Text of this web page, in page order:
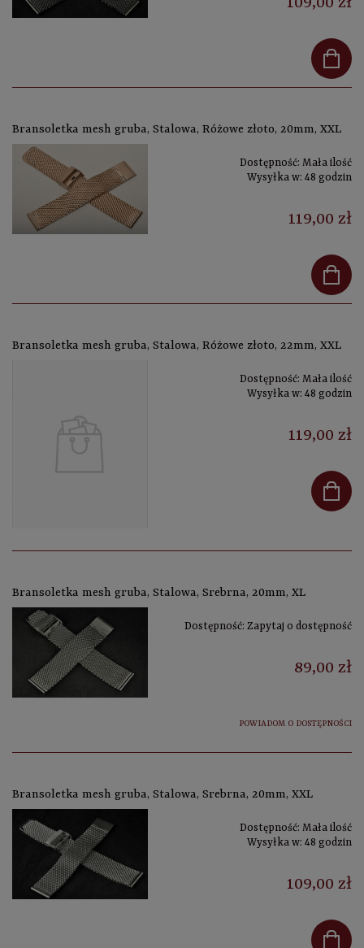
Bransoletka mesh gruba, Stalowa, Różowe złoto, 20mm, XXL
Dostępność: Mała ilość
Wysyłka w: 48 godzin
119,00 zł
Bransoletka mesh gruba, Stalowa, Różowe złoto, 22mm, XXL
Dostępność: Mała ilość
Wysyłka w: 48 godzin
119,00 zł
Bransoletka mesh gruba, Stalowa, Srebrna, 20mm, XL
Dostępność: Zapytaj o dostępność
89,00 zł
POWIADOM O DOSTĘPNOŚCI
Bransoletka mesh gruba, Stalowa, Srebrna, 20mm, XXL
Dostępność: Mała ilość
Wysyłka w: 48 godzin
109,00 zł